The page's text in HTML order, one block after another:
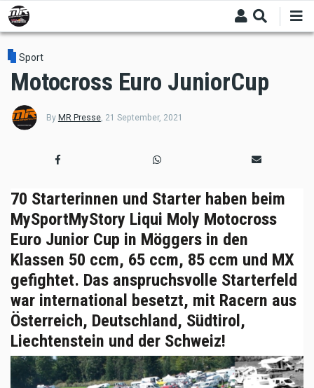
Skip
to
main
content
Sport
Motocross Euro JuniorCup
By MR Presse, 21 September, 2021
70 Starterinnen und Starter haben beim
MySportMyStory Liqui Moly Motocross
Euro Junior Cup in Möggers in den
Klassen 50 ccm, 65 ccm, 85 ccm und MX
gefightet. Das anspruchsvolle Starterfeld
war international besetzt, mit Racern aus
Österreich, Deutschland, Südtirol,
Liechtenstein und der Schweiz!